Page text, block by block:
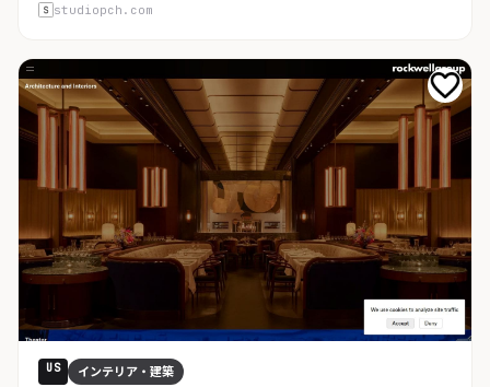
studiopch.com
US インテリア・建築